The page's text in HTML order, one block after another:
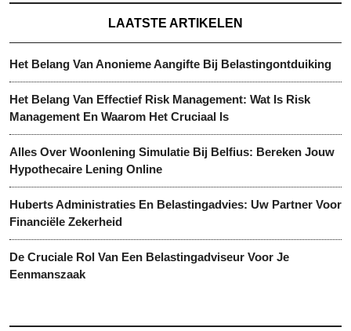
LAATSTE ARTIKELEN
Het Belang Van Anonieme Aangifte Bij Belastingontduiking
Het Belang Van Effectief Risk Management: Wat Is Risk
Management En Waarom Het Cruciaal Is
Alles Over Woonlening Simulatie Bij Belfius: Bereken Jouw
Hypothecaire Lening Online
Huberts Administraties En Belastingadvies: Uw Partner Voor
Financiële Zekerheid
De Cruciale Rol Van Een Belastingadviseur Voor Je
Eenmanszaak